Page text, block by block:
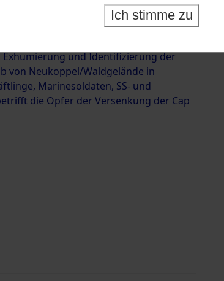
der im Landkreis Neunburg
und Identifizierung der
von Neukoppel/Waldgelände in
Marinesoldaten, SS- und
die Opfer der Versenkung der Cap
Ich stimme zu